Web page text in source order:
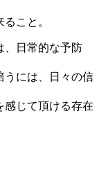
こと。
、日常的な予防
うには、日々の信
感じて頂ける存在